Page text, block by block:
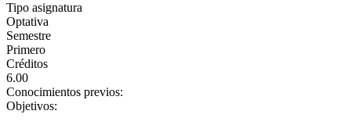
Tipo asignatura
Optativa
Semestre
Primero
Créditos
6.00
Conocimientos previos:
Objetivos: